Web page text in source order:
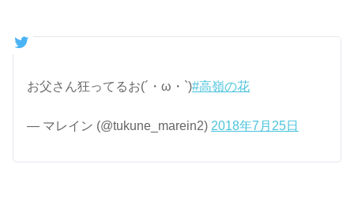
お父さん狂ってるお(´・ω・`)#高嶺の花
— マレイン (@tukune_marein2)2018年7月25日